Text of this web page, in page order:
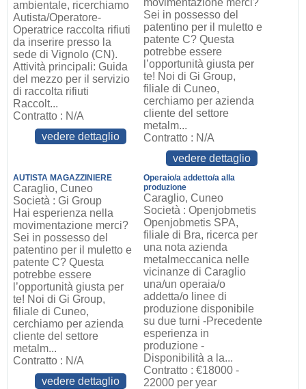
ambientale, ricerchiamo
Autista/Operatore-
Operatrice raccolta rifiuti
da inserire presso la
sede di Vignolo (CN).
Attività principali: Guida
del mezzo per il servizio
di raccolta rifiuti
Raccolt...
Contratto : N/A
vedere dettaglio
movimentazione merci?
Sei in possesso del
patentino per il muletto e
patente C? Questa
potrebbe essere
l’opportunità giusta per
te! Noi di Gi Group,
filiale di Cuneo,
cerchiamo per azienda
cliente del settore
metalm...
Contratto : N/A
vedere dettaglio
AUTISTA MAGAZZINIERE
Caraglio, Cuneo
Società : Gi Group
Hai esperienza nella
movimentazione merci?
Sei in possesso del
patentino per il muletto e
patente C? Questa
potrebbe essere
l’opportunità giusta per
te! Noi di Gi Group,
filiale di Cuneo,
cerchiamo per azienda
cliente del settore
metalm...
Contratto : N/A
vedere dettaglio
Operaio/a addetto/a alla
produzione
Caraglio, Cuneo
Società : Openjobmetis
Openjobmetis SPA,
filiale di Bra, ricerca per
una nota azienda
metalmeccanica nelle
vicinanze di Caraglio
una/un operaia/o
addetta/o linee di
produzione disponibile
su due turni -Precedente
esperienza in
produzione -
Disponibilità a la...
Contratto : €18000 -
22000 per year